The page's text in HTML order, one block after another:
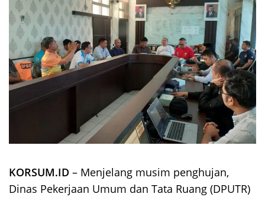
KORSUM.ID – Menjelang musim penghujan,
Dinas Pekerjaan Umum dan Tata Ruang (DPUTR)